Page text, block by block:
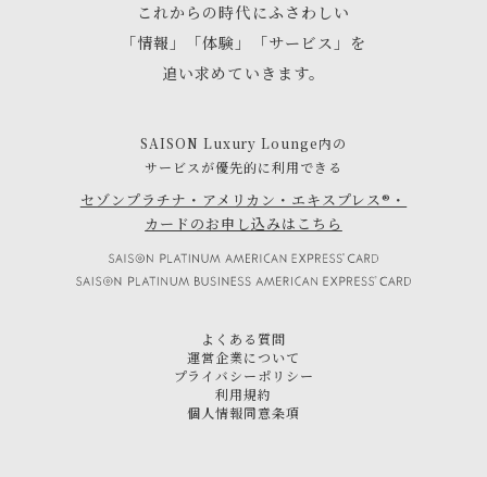
これからの時代にふさわしい
「情報」「体験」「サービス」を
追い求めていきます。
SAISON Luxury Lounge内の
サービスが優先的に利用できる
セゾンプラチナ・アメリカン・エキスプレス®・
カードのお申し込みはこちら
よくある質問
運営企業について
プライバシーポリシー
利用規約
個人情報同意条項